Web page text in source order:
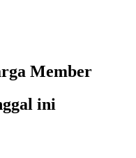
Member
ini